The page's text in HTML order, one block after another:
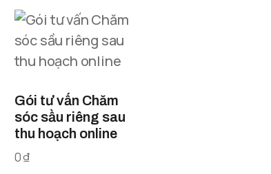
Gói tư vấn Chăm
sóc sầu riêng sau
thu hoạch online
0₫